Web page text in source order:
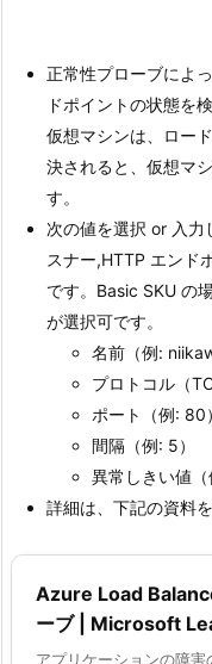
正常性プローブによ
ドポイントの状態を
仮想マシンは、ロー
決されると、仮想マ
す。
次の値を選択 or 入
スナー,HTTP エンド
です。Basic SKU の
が選択可です。
名前（例:
プロトコル（
ポート（例: 80）
間隔（例: 5）
異常しきい値（
詳細は、下記の資料を
Azure Load
ーブ | Microsoft
アプリケーションの障